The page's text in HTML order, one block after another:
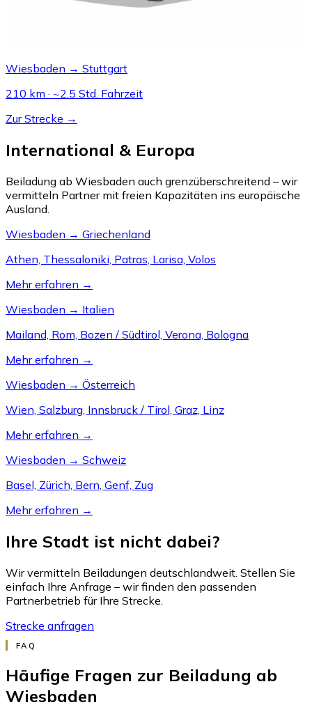
Wiesbaden → Stuttgart
210 km · ~2.5 Std. Fahrzeit
Zur Strecke →
International & Europa
Beiladung ab Wiesbaden auch grenzüberschreitend – wir
vermitteln Partner mit freien Kapazitäten ins europäische
Ausland.
Wiesbaden → Griechenland
Athen, Thessaloniki, Patras, Larisa, Volos
Mehr erfahren →
Wiesbaden → Italien
Mailand, Rom, Bozen / Südtirol, Verona, Bologna
Mehr erfahren →
Wiesbaden → Österreich
Wien, Salzburg, Innsbruck / Tirol, Graz, Linz
Mehr erfahren →
Wiesbaden → Schweiz
Basel, Zürich, Bern, Genf, Zug
Mehr erfahren →
Ihre Stadt ist nicht dabei?
Wir vermitteln Beiladungen deutschlandweit. Stellen Sie
einfach Ihre Anfrage – wir finden den passenden
Partnerbetrieb für Ihre Strecke.
Strecke anfragen
FAQ
Häufige Fragen zur Beiladung ab
Wiesbaden